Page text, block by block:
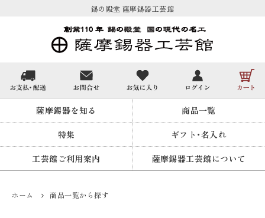
錫の殿堂 薩摩錫器工芸館
薩摩錫器を知る 商品一覧
特集 ギフト・名入れ
工芸館ご利用案内 薩摩錫器工芸館について
ホーム 商品一覧から探す